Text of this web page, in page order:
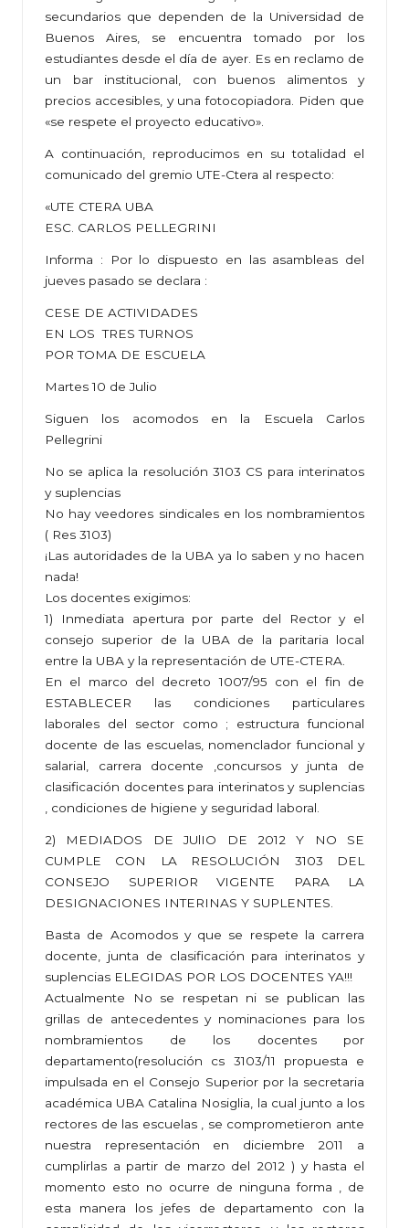
secundarios que dependen de la Universidad de
Buenos Aires, se encuentra tomado por los
estudiantes desde el día de ayer. Es en reclamo de
un bar institucional, con buenos alimentos y
precios accesibles, y una fotocopiadora. Piden que
«se respete el proyecto educativo».
A continuación, reproducimos en su totalidad el
comunicado del gremio UTE-Ctera al respecto:
«UTE CTERA UBA
ESC. CARLOS PELLEGRINI
Informa : Por lo dispuesto en las asambleas del
jueves pasado se declara :
CESE DE ACTIVIDADES
EN LOS TRES TURNOS
POR TOMA DE ESCUELA
Martes 10 de Julio
Siguen los acomodos en la Escuela Carlos
Pellegrini
No se aplica la resolución 3103 CS para interinatos
y suplencias
No hay veedores sindicales en los nombramientos
( Res 3103)
¡Las autoridades de la UBA ya lo saben y no hacen
nada!
Los docentes exigimos:
1) Inmediata apertura por parte del Rector y el
consejo superior de la UBA de la paritaria local
entre la UBA y la representación de UTE-CTERA.
En el marco del decreto 1007/95 con el fin de
ESTABLECER las condiciones particulares
laborales del sector como ; estructura funcional
docente de las escuelas, nomenclador funcional y
salarial, carrera docente ,concursos y junta de
clasificación docentes para interinatos y suplencias
, condiciones de higiene y seguridad laboral.
2) MEDIADOS DE JUlIO DE 2012 Y NO SE
CUMPLE CON LA RESOLUCIÓN 3103 DEL
CONSEJO SUPERIOR VIGENTE PARA LA
DESIGNACIONES INTERINAS Y SUPLENTES.
Basta de Acomodos y que se respete la carrera
docente, junta de clasificación para interinatos y
suplencias ELEGIDAS POR LOS DOCENTES YA!!!
Actualmente No se respetan ni se publican las
grillas de antecedentes y nominaciones para los
nombramientos de los docentes por
departamento(resolución cs 3103/11 propuesta e
impulsada en el Consejo Superior por la secretaria
académica UBA Catalina Nosiglia, la cual junto a los
rectores de las escuelas , se comprometieron ante
nuestra representación en diciembre 2011 a
cumplirlas a partir de marzo del 2012 ) y hasta el
momento esto no ocurre de ninguna forma , de
esta manera los jefes de departamento con la